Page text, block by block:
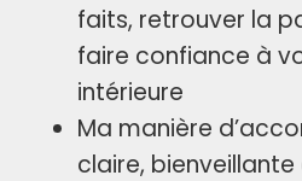
faits, retrouver la
faire confiance à
intérieure
Ma manière
claire,